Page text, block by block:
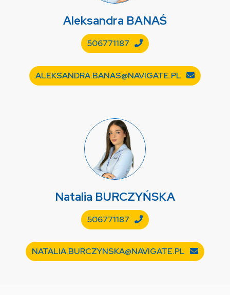
Aleksandra BANAŚ
506771187
ALEKSANDRA.BANAS@NAVIGATE.PL
Natalia BURCZYŃSKA
506771187
NATALIA.BURCZYNSKA@NAVIGATE.PL